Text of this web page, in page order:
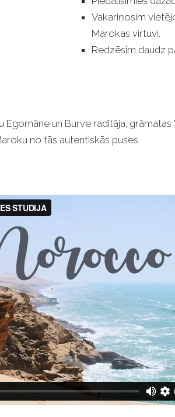
Vakariņosim
Marokas virtuvi.
Redzēsim daudz
Egomāne un Burve radītāja,
no tās autentiskās puses.